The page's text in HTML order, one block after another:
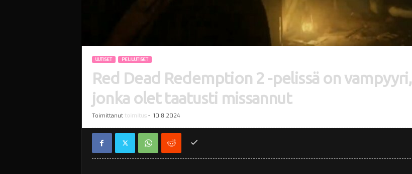
UUTISET PELIUUTISET
Red Dead Redemption 2 -pelissä on vampyyri,
jonka olet taatusti missannut
Toimittanut toimitus- 10.8.2024